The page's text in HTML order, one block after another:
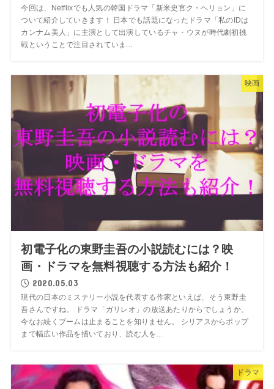
今回は、Netflixでも人気の韓国ドラマ「新米史官ク・ヘリョン」に
ついて紹介していきます！ 日本でも話題になったドラマ「私のIDは
カンナム美人」に主演として出演しているチャ・ウヌが時代劇初挑
戦ということで注目されていま...
映画
初電子化の東野圭吾の小説読むには？映
画・ドラマを無料視聴する方法も紹介！
2020.05.03
現代の日本のミステリー小説を代表する作家といえば、そう東野圭
吾さんですね。 ドラマ「ガリレオ」の放送あたりからでしょうか、
今なお続くブームは止まることを知りません。 シリアスからポップ
まで幅広い作品を描いており、読む人を...
ドラマ